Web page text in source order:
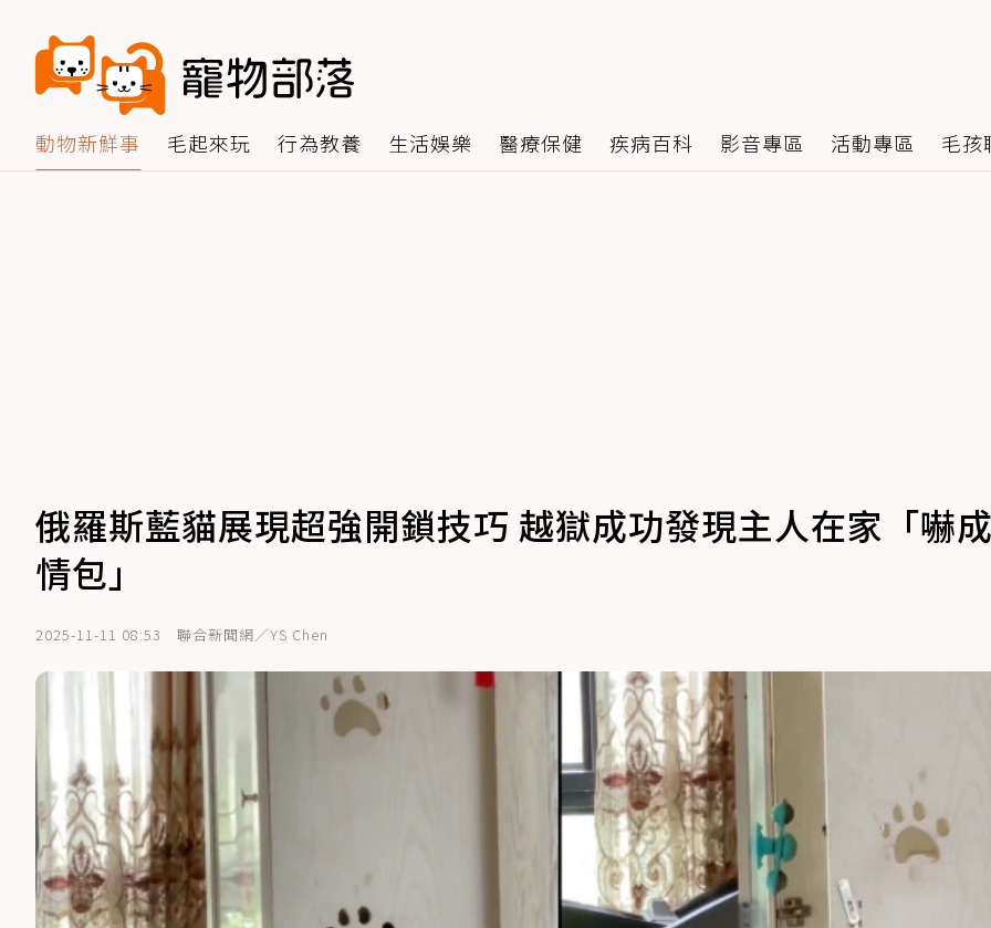
動物新鮮事 毛起來玩 行為教養 生活娛樂 醫療保健 疾病百科 影音專區 活動專區 毛孩
俄羅斯藍貓展現超強開鎖技巧 越獄成功發現主人在家「嚇
情包」
2025-11-11 08:53 聯合新聞網／YS Chen